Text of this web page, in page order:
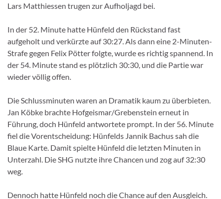
Lars Matthiessen trugen zur Aufholjagd bei.
In der 52. Minute hatte Hünfeld den Rückstand fast
aufgeholt und verkürzte auf 30:27. Als dann eine 2-Minuten-
Strafe gegen Felix Pötter folgte, wurde es richtig spannend. In
der 54. Minute stand es plötzlich 30:30, und die Partie war
wieder völlig offen.
Die Schlussminuten waren an Dramatik kaum zu überbieten.
Jan Köbke brachte Hofgeismar/Grebenstein erneut in
Führung, doch Hünfeld antwortete prompt. In der 56. Minute
fiel die Vorentscheidung: Hünfelds Jannik Bachus sah die
Blaue Karte. Damit spielte Hünfeld die letzten Minuten in
Unterzahl. Die SHG nutzte ihre Chancen und zog auf 32:30
weg.
Dennoch hatte Hünfeld noch die Chance auf den Ausgleich.